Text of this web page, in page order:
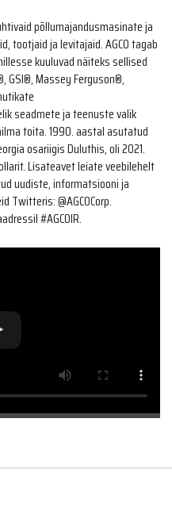
põllumajandusmasinate ja
tootjaid ja levitajaid. AGCO tagab
kuuluvad näiteks sellised
GSI®, Massey Ferguson®,
seadmete ja teenuste valik
toita. 1990. aastal asutatud
osariigis Duluthis, oli 2021.
Lisateavet leiate veebilehelt
uudiste, informatsiooni ja
@AGCOCorp.
#AGCOIR.